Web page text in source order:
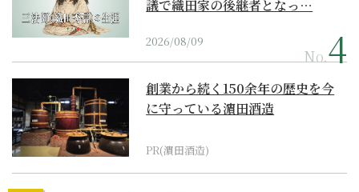
議で織田家の後継者となっ…
2026/08/09
No.
創業から続く150余年の歴史を今
に守っている濵田酒造
PR(濵田酒造)